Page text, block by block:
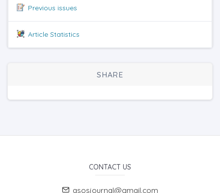
Previous issues
Article Statistics
SHARE
CONTACT US
asosjournal@gmail.com